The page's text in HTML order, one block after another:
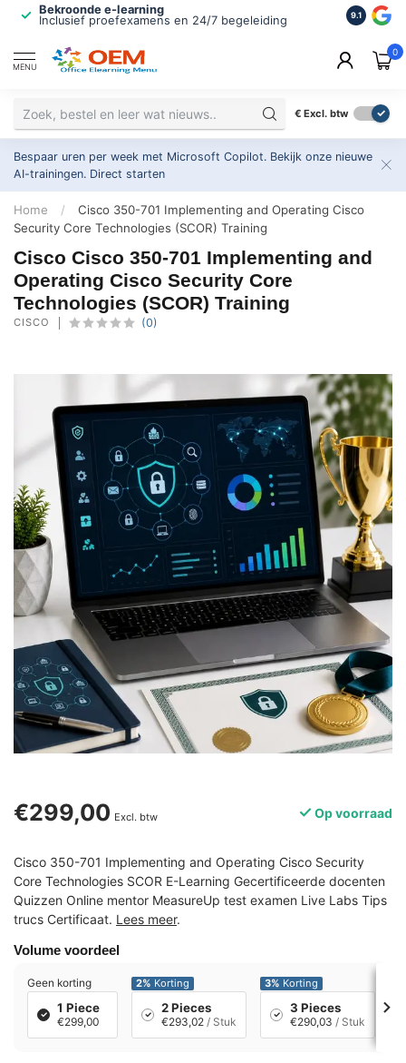
Bekroonde e-learning
Inclusief proefexamens en 24/7 begeleiding
ISO
2.500+
9.1
MENU
0
€ Excl. btw
Bespaar uren per week met Microsoft Copilot. Bekijk onze nieuwe
AI-trainingen. Direct starten
Home /
Cisco 350-701 Implementing and Operating Cisco
Security Core Technologies (SCOR) Training
Cisco Cisco 350-701 Implementing and
Operating Cisco Security Core
Technologies (SCOR) Training
CISCO (0)
€299,00 Excl. btw Op voorraad
Cisco 350-701 Implementing and Operating Cisco Security
Core Technologies SCOR E-Learning Gecertificeerde docenten
Quizzen Online mentor MeasureUp test examen Live Labs Tips
trucs Certificaat. Lees meer.
Volume voordeel
Geen korting
1 Piece
€299,00
2% Korting
2 Pieces
€293,02 / Stuk
3% Korting
3 Pieces
€290,03 / Stuk